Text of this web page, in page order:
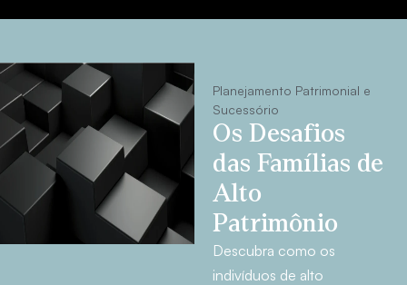
Planejamento Patrimonial e
Sucessório
Os Desafios
das Famílias de
Alto
Patrimônio
Descubra como os
indivíduos de alto